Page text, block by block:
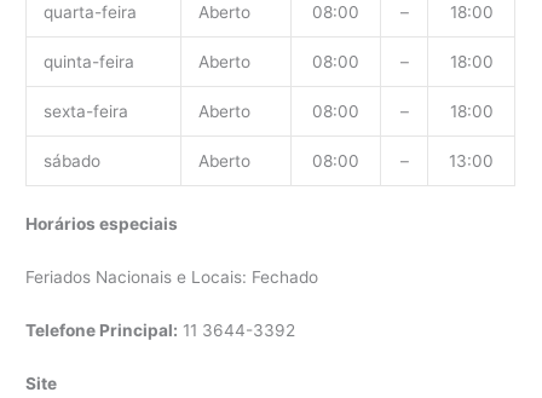
quarta-feira Aberto 08:00 – 18:00
quinta-feira Aberto 08:00 – 18:00
sexta-feira Aberto 08:00 – 18:00
sábado Aberto 08:00 – 13:00
Horários especiais
Feriados Nacionais e Locais: Fechado
Telefone Principal: 11 3644-3392
Site